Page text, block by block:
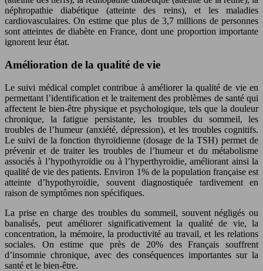
néphropathie diabétique (atteinte des reins), et les maladies
cardiovasculaires. On estime que plus de 3,7 millions de personnes
sont atteintes de diabète en France, dont une proportion importante
ignorent leur état.
Amélioration de la qualité de vie
Le suivi médical complet contribue à améliorer la qualité de vie en
permettant l’identification et le traitement des problèmes de santé qui
affectent le bien-être physique et psychologique, tels que la douleur
chronique, la fatigue persistante, les troubles du sommeil, les
troubles de l’humeur (anxiété, dépression), et les troubles cognitifs.
Le suivi de la fonction thyroïdienne (dosage de la TSH) permet de
prévenir et de traiter les troubles de l’humeur et du métabolisme
associés à l’hypothyroïdie ou à l’hyperthyroïdie, améliorant ainsi la
qualité de vie des patients. Environ 1% de la population française est
atteinte d’hypothyroïdie, souvent diagnostiquée tardivement en
raison de symptômes non spécifiques.
La prise en charge des troubles du sommeil, souvent négligés ou
banalisés, peut améliorer significativement la qualité de vie, la
concentration, la mémoire, la productivité au travail, et les relations
sociales. On estime que près de 20% des Français souffrent
d’insomnie chronique, avec des conséquences importantes sur la
santé et le bien-être.